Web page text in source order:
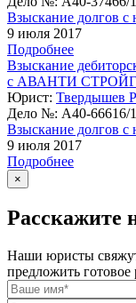
Взыскание долгов
9 июля 2017
Подробнее
Взыскание
с АВАНТИ
Юрист: Твердышев
Дело №: А40-66616/
Взыскание долгов
9 июля 2017
Подробнее
×
Расскажите
Наши юристы
предложить